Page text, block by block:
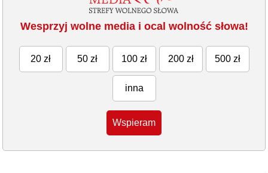
Wesprzyj wolne media i ocal wolność słowa!
20 zł 50 zł 100 zł 200 zł 500 zł
inna
Wspieram